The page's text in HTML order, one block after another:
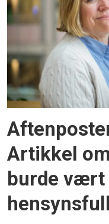
Artikkel
burde vært